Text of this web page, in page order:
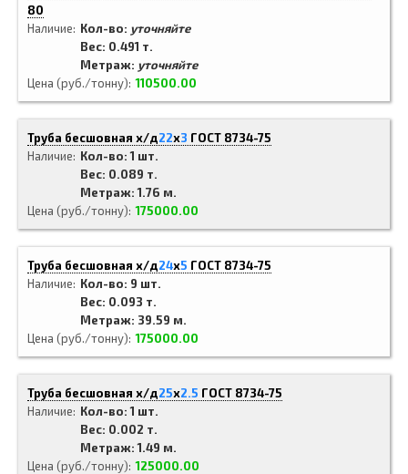
80
Наличие
Кол-во: уточняйте
Вес: 0.491 т.
Метраж: уточняйте
Цена (руб./тонну) 110500.00
Труба бесшовная х/д22x3 ГОСТ 8734-75
Наличие
Кол-во: 1 шт.
Вес: 0.089 т.
Метраж: 1.76 м.
Цена (руб./тонну) 175000.00
Труба бесшовная х/д24x5 ГОСТ 8734-75
Наличие
Кол-во: 9 шт.
Вес: 0.093 т.
Метраж: 39.59 м.
Цена (руб./тонну) 175000.00
Труба бесшовная х/д25x2.5 ГОСТ 8734-75
Наличие
Кол-во: 1 шт.
Вес: 0.002 т.
Метраж: 1.49 м.
Цена (руб./тонну) 125000.00